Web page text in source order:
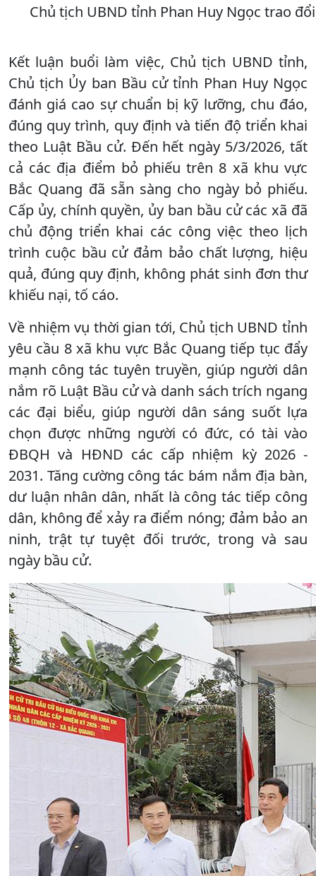
Chủ tịch UBND tỉnh Phan Huy Ngọc trao
Kết luận buổi làm việc, Chủ tịch UBND tỉnh,
Chủ tịch Ủy ban Bầu cử tỉnh Phan Huy Ngọc
đánh giá cao sự chuẩn bị kỹ lưỡng, chu đáo,
đúng quy trình, quy định và tiến độ triển khai
theo Luật Bầu cử. Đến hết ngày 5/3/2026, tất
cả các địa điểm bỏ phiếu trên 8 xã khu vực
Bắc Quang đã sẵn sàng cho ngày bỏ phiếu.
Cấp ủy, chính quyền, ủy ban bầu cử các xã đã
chủ động triển khai các công việc theo lịch
trình cuộc bầu cử đảm bảo chất lượng, hiệu
quả, đúng quy định, không phát sinh đơn thư
khiếu nại, tố cáo.
Về nhiệm vụ thời gian tới, Chủ tịch UBND tỉnh
yêu cầu 8 xã khu vực Bắc Quang tiếp tục đẩy
mạnh công tác tuyên truyền, giúp người dân
nắm rõ Luật Bầu cử và danh sách trích ngang
các đại biểu, giúp người dân sáng suốt lựa
chọn được những người có đức, có tài vào
ĐBQH và HĐND các cấp nhiệm kỳ 2026 -
2031. Tăng cường công tác bám nắm địa bàn,
dư luận nhân dân, nhất là công tác tiếp công
dân, không để xảy ra điểm nóng; đảm bảo an
ninh, trật tự tuyệt đối trước, trong và sau
ngày bầu cử.